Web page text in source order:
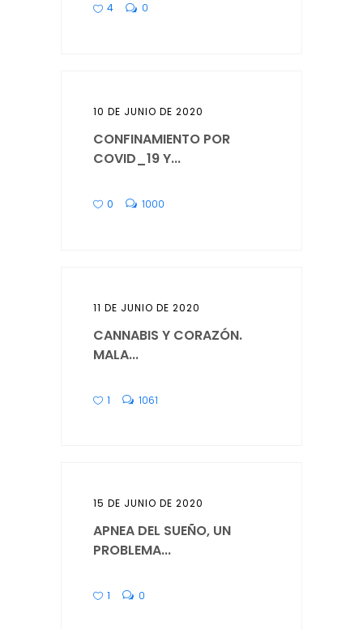
4 0
10 DE JUNIO DE 2020
CONFINAMIENTO POR
COVID_19 Y...
0 1000
11 DE JUNIO DE 2020
CANNABIS Y CORAZÓN.
MALA...
1 1061
15 DE JUNIO DE 2020
APNEA DEL SUEÑO, UN
PROBLEMA...
1 0